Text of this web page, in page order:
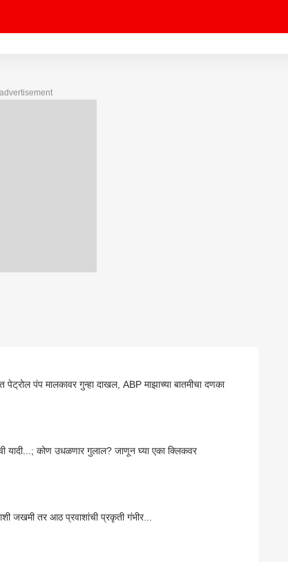
पंप मालकावर गुन्हा दाखल, ABP माझाच्या बातमीचा दणका
यादी...; कोण उधळणार गुलाल? जाणून घ्या एका क्लिकवर
पुण्याहून शेगावला जाणाऱ्या बसचा भीषण अपघात, 18 प्रवाशी जखमी तर आठ प्रवाशांची प्रकृती गंभीर...